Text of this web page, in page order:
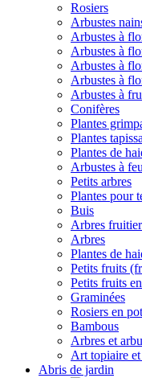
Rosiers
Arbustes
Arbustes à
Arbustes à
Arbustes à
Arbustes à
Arbustes à
Conifères
Plantes
Plantes
Plantes de
Arbustes à
Petits arbres
Plantes pour
Buis
Arbres
Arbres
Plantes de
Petits fruits
Petits fruits
Graminées
Rosiers en pot
Bambous
Arbres et
Art topiaire
Abris de jardin